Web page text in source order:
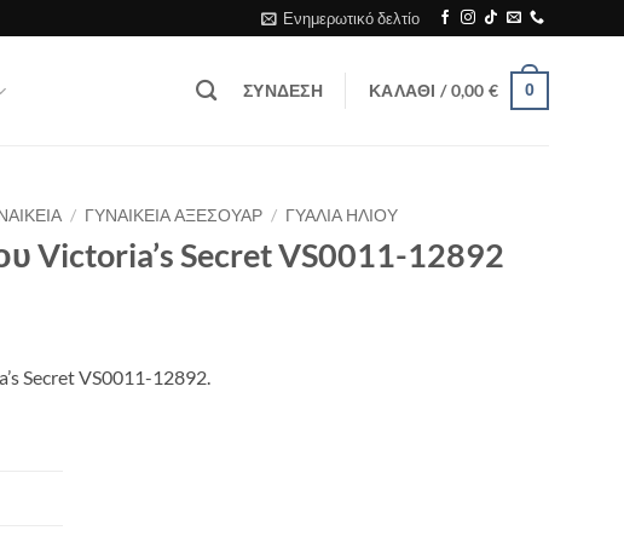
Ενημερωτικό δελτίο
ΣΎΝΔΕΣΗ ΚΑΛΆΘΙ /0,00€ 0
/ ΓΥΝΑΙΚΕΙΑ ΑΞΕΣΟΥΑΡ / ΓΥΑΛΙΑ ΗΛΙΟΥ
Victoria’s Secret VS0011-12892
Secret VS0011-12892.